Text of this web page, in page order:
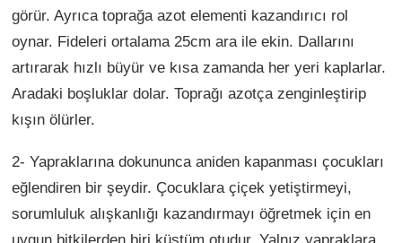
görür. Ayrıca toprağa azot elementi kazandırıcı rol
oynar. Fideleri ortalama 25cm ara ile ekin. Dallarını
artırarak hızlı büyür ve kısa zamanda her yeri kaplarlar.
Aradaki boşluklar dolar. Toprağı azotça zenginleştirip
kışın ölürler.
2- Yapraklarına dokununca aniden kapanması çocukları
eğlendiren bir şeydir. Çocuklara çiçek yetiştirmeyi,
sorumluluk alışkanlığı kazandırmayı öğretmek için en
uygun bitkilerden biri küstüm otudur. Yalnız yapraklara